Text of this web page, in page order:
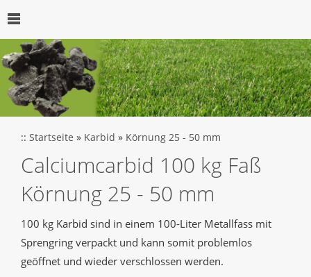
:: Startseite » Karbid » Körnung 25 - 50 mm
Calciumcarbid 100 kg Faß
Körnung 25 - 50 mm
100 kg Karbid sind in einem 100-Liter Metallfass mit
Sprengring verpackt und kann somit problemlos
geöffnet und wieder verschlossen werden.